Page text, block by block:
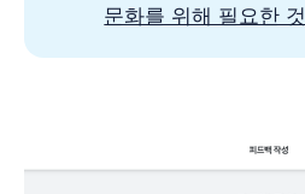
문화를 위해 필요한 것